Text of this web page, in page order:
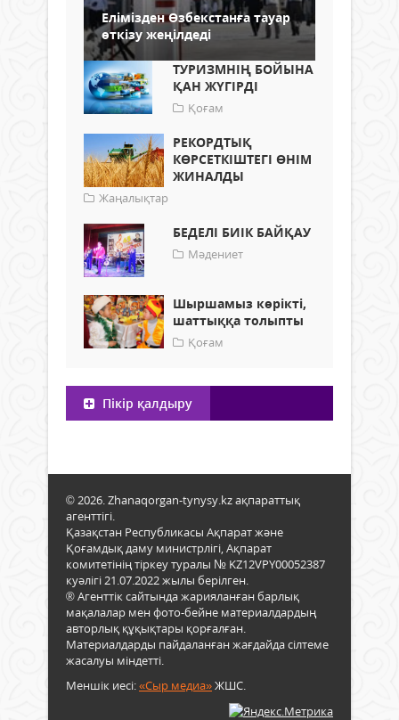
Елімізден Өзбекстанға тауар
өткізу жеңілдеді
ТУРИЗМНІҢ БОЙЫНА
ҚАН ЖҮГІРДІ
Қоғам
РЕКОРДТЫҚ
КӨРСЕТКІШТЕГІ ӨНІМ
ЖИНАЛДЫ
Жаңалықтар
БЕДЕЛІ БИІК БАЙҚАУ
Мәдениет
Шыршамыз көрікті,
шаттыққа толыпты
Қоғам
Пікір қалдыру
© 2026. Zhanaqorgan-tynysy.kz ақпараттық
агенттігі.
Қазақстан Республикасы Ақпарат және
Қоғамдық даму министрлігі, Ақпарат
комитетінің тіркеу туралы № KZ12VPY00052387
куәлігі 21.07.2022 жылы берілген.
® Агенттік сайтында жарияланған барлық
мақалалар мен фото-бейне материалдардың
авторлық құқықтары қорғалған.
Материалдарды пайдаланған жағдайда сілтеме
жасалуы міндетті.
Меншік иесі:«Сыр медиа»ЖШС.